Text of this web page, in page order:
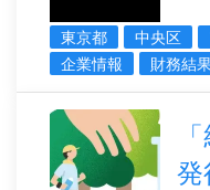
東京都 中央区
企業情報
財務結
発